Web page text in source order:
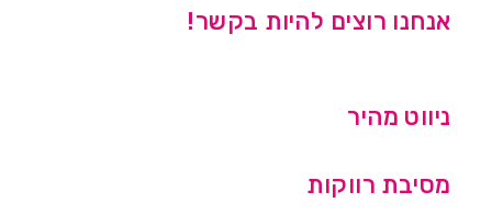
אנחנו רוצים להיות בקשר!
ניווט מהיר
מסיבת רווקות